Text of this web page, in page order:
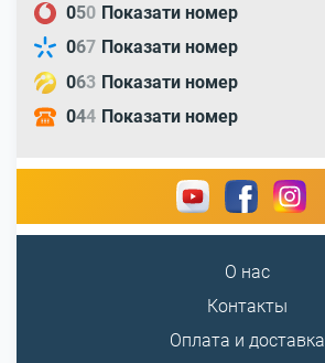
050 Показати номер
067 Показати номер
063 Показати номер
044 Показати номер
О нас
Контакты
Оплата и доставка